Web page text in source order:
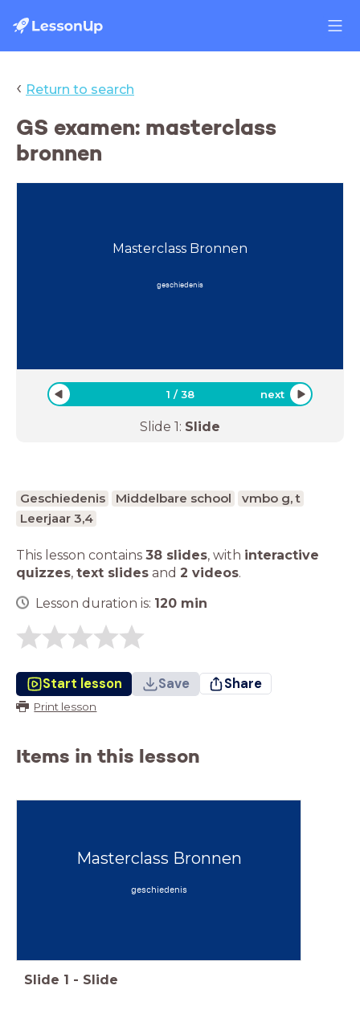
‹ Return to search
GS examen: masterclass
bronnen
Masterclass Bronnen
geschiedenis
1 /38 next
Slide 1: Slide
Geschiedenis Middelbare school
vmbo g, t
Leerjaar 3,4
This lesson contains 38 slides, with interactive
quizzes, text slides and 2 videos.
Lesson duration is: 120 min
Start lesson Save Share
Print lesson
Items in this lesson
Masterclass Bronnen
geschiedenis
Slide 1 - Slide